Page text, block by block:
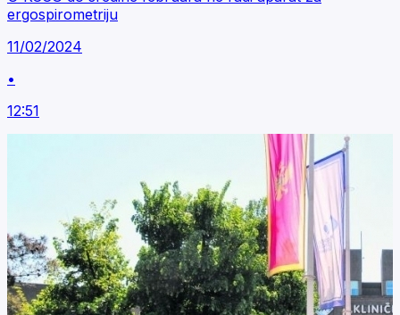
ergospirometriju
11/02/2024
•
12:51